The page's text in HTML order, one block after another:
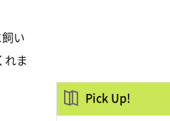
い
れま
Pick Up!